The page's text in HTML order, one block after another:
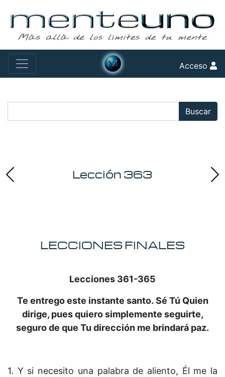
Acceso
Buscar
Lección 363
LECCIONES FINALES
Lecciones 361-365
Te entrego este instante santo. Sé Tú Quien
dirige, pues quiero simplemente seguirte,
seguro de que Tu dirección me brindará paz.
1. Y si necesito una palabra de aliento, Él me la